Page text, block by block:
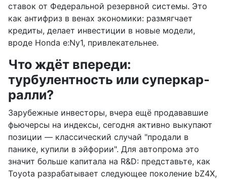
ставок от Федеральной резервной системы. Это
как антифриз в венах экономики: размягчает
кредиты, делает инвестиции в новые модели,
вроде Honda e:Ny1, привлекательнее.
Что ждёт впереди:
турбулентность или суперкар-
ралли?
Зарубежные инвесторы, вчера ещё продававшие
фьючерсы на индексы, сегодня активно выкупают
позиции — классический случай "продали в
панике, купили в эйфории". Для автопрома это
значит больше капитала на R&D: представьте, как
Toyota разрабатывает следующее поколение bZ4X,